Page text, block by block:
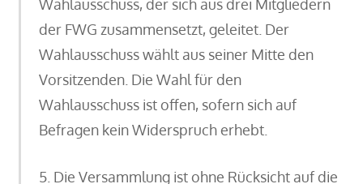
Wahlausschuss, der sich aus drei Mitgliedern
der FWG zusammensetzt, geleitet. Der
Wahlausschuss wählt aus seiner Mitte den
Vorsitzenden. Die Wahl für den
Wahlausschuss ist offen, sofern sich auf
Befragen kein Widerspruch erhebt.
5. Die Versammlung ist ohne Rücksicht auf die